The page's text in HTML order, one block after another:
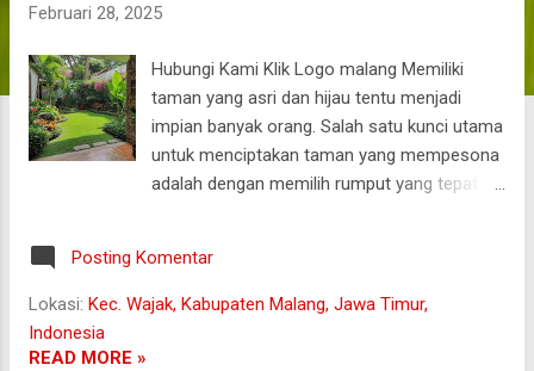
Februari 28, 2025
Hubungi Kami Klik Logo malang Memiliki
taman yang asri dan hijau tentu menjadi
impian banyak orang. Salah satu kunci utama
untuk menciptakan taman yang mempesona
adalah dengan memilih rumput yang tepat.
dengan kebutuhan dan konsep desain Anda?
Kami hadir untuk menawarkan 10 jenis
Posting Komentar
Lokasi: Kec. Wajak, Kabupaten Malang, Jawa Timur,
Indonesia
READ MORE »